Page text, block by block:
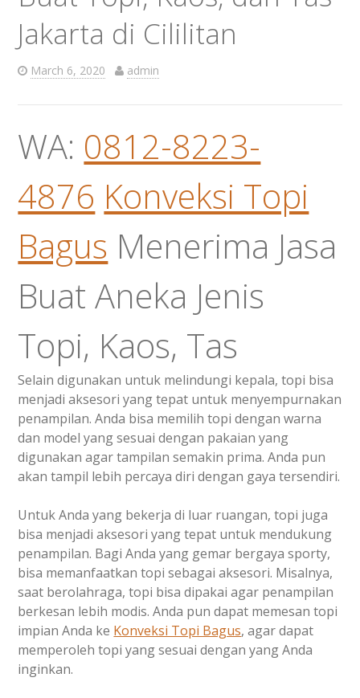
Jakarta di Cililitan
March 6, 2020 admin
WA: 0812-8223-
4876 Konveksi Topi
Bagus Menerima Jasa
Buat Aneka Jenis
Topi, Kaos, Tas
Selain digunakan untuk melindungi kepala, topi bisa
menjadi aksesori yang tepat untuk menyempurnakan
penampilan. Anda bisa memilih topi dengan warna
dan model yang sesuai dengan pakaian yang
digunakan agar tampilan semakin prima. Anda pun
akan tampil lebih percaya diri dengan gaya tersendiri.
Untuk Anda yang bekerja di luar ruangan, topi juga
bisa menjadi aksesori yang tepat untuk mendukung
penampilan. Bagi Anda yang gemar bergaya sporty,
bisa memanfaatkan topi sebagai aksesori. Misalnya,
saat berolahraga, topi bisa dipakai agar penampilan
berkesan lebih modis. Anda pun dapat memesan topi
impian Anda ke Konveksi Topi Bagus, agar dapat
memperoleh topi yang sesuai dengan yang Anda
inginkan.